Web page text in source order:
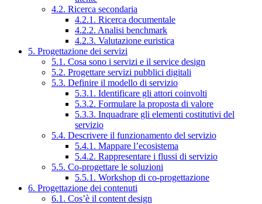
4.2. Ricerca secondaria
4.2.1. Ricerca documentale
4.2.2. Analisi benchmark
4.2.3. Valutazione euristica
5. Progettazione dei servizi
5.1. Cosa sono i servizi e il service design
5.2. Progettare servizi pubblici digitali
5.3. Definire il modello di servizio
5.3.1. Identificare gli attori coinvolti
5.3.2. Formulare la proposta di valore
5.3.3. Inquadrare gli elementi costitutivi del
servizio
5.4. Descrivere il funzionamento del servizio
5.4.1. Mappare l’ecosistema
5.4.2. Rappresentare i flussi di servizio
5.5. Co-progettare le soluzioni
5.5.1. Workshop di co-progettazione
6. Progettazione dei contenuti
6.1. Cos’è il content design